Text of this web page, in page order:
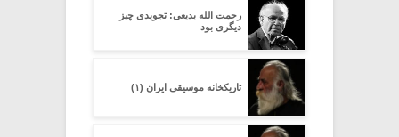
رحمت الله بدیعی: تجویدی چیز
دیگری بود
تاریکخانه موسیقی ایران (۱)